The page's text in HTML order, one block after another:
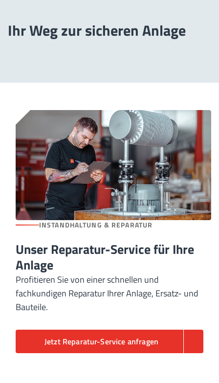
Ihr Weg zur sicheren Anlage
INSTANDHALTUNG & REPARATUR
Unser Reparatur-Service für Ihre
Anlage
Profitieren Sie von einer schnellen und
fachkundigen Reparatur Ihrer Anlage, Ersatz- und
Bauteile.
Jetzt Reparatur-Service anfragen